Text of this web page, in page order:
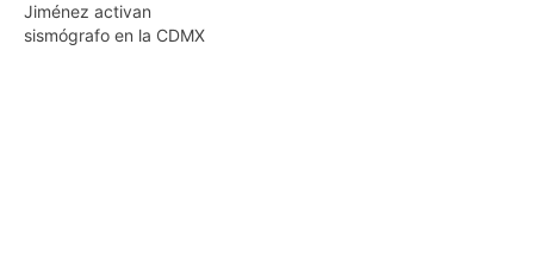
Jiménez activan
sismógrafo en la CDMX